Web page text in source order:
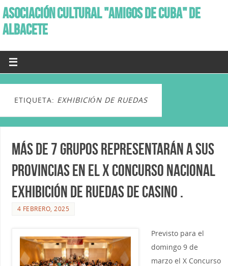
ASOCIACIÓN CULTURAL "AMIGOS DE CUBA" DE
ALBACETE
ETIQUETA: EXHIBICIÓN DE RUEDAS
Más de 7 grupos representarán a sus
provincias en el X Concurso Nacional
Exhibición de Ruedas de Casino .
4 FEBRERO, 2025
Previsto para el
domingo 9 de
marzo el X Concurso